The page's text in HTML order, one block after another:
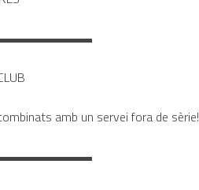
amb un servei fora de sèrie!